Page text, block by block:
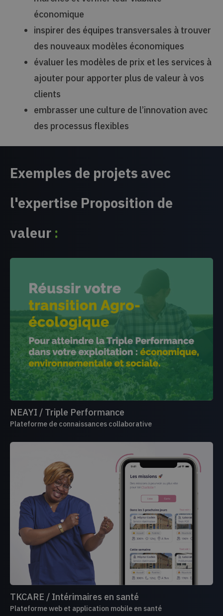
économique
inspirer des équipes transversales à trouver
des nouveaux modèles économiques
évaluer les modèles de prix et les services à
ajouter pour apporter plus de valeur à vos
clients
embrasser une culture de l’innovation avec
des processus flexibles
Exemples de projets avec
l'expertise Proposition de
valeur :
NEAYI / Triple Performance
Plateforme de connaissances collaborative
TKCARE / Intérimaires en santé
Plateforme web et application mobile en santé